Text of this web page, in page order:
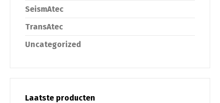
SeismAtec
TransAtec
Uncategorized
Laatste producten